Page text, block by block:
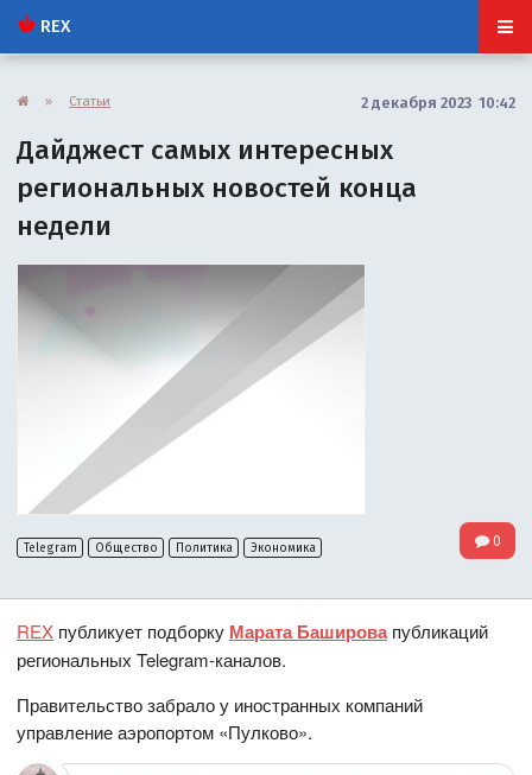
REX
» Статьи 2 декабря 2023 10:42
Дайджест самых интересных
региональных новостей конца
недели
Telegram Общество Политика Экономика 0
REX публикует подборку Марата Башировапубликаций
региональных Telegram-каналов.
Правительство забрало у иностранных компаний
управление аэропортом «Пулково».